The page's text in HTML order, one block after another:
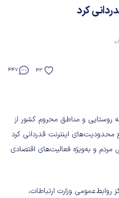
کرد
447 43
روستایی و مناطق محروم کشور از
محدودیت‌های اینترنت قدردانی کرد
و به‌ویژه فعالیت‌های اقتصادی
روابط‌عمومی وزارت ارتباطات،